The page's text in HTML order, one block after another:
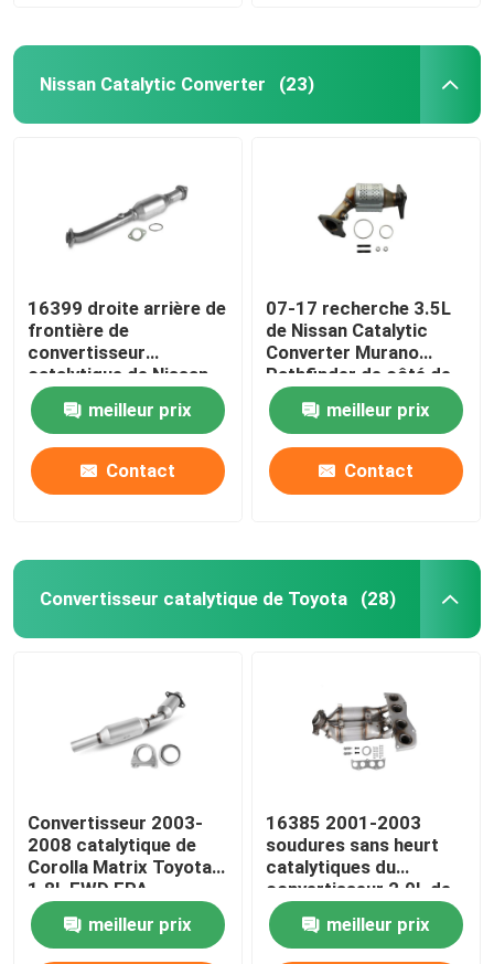
DPF DOC SCR
Nissan Catalytic Converter (23)
16399 droite arrière de
frontière de
convertisseur
catalytique de Nissan
NV2500
meilleur prix
Contact
07-17 recherche 3.5L
de Nissan Catalytic
Converter Murano
Pathfinder de côté de
passager
meilleur prix
Contact
Convertisseur catalytique de Toyota (28)
Convertisseur 2003-
2008 catalytique de
Corolla Matrix Toyota
1.8L FWD EPA
meilleur prix
16385 2001-2003
soudures sans heurt
catalytiques du
convertisseur 2.0L de
Toyota RAV4
meilleur prix